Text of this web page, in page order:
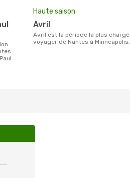
Haute saison
avril
avril est la période la plus chargée pour
voyager de Nantes à Minneapolis.